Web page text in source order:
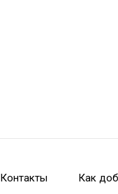
Контакты Как